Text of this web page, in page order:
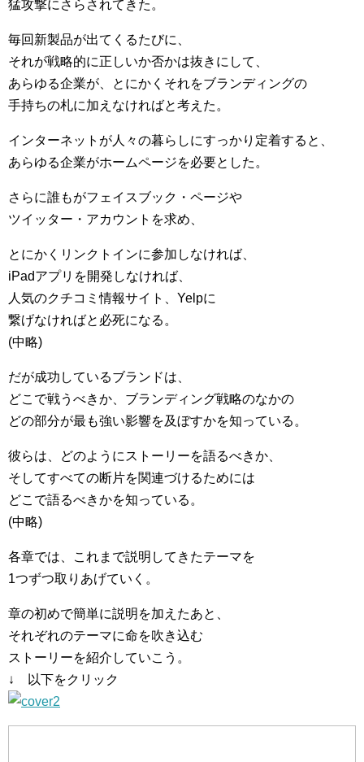
猛攻撃にさらされてきた。
毎回新製品が出てくるたびに、
それが戦略的に正しいか否かは抜きにして、
あらゆる企業が、とにかくそれをブランディングの
手持ちの札に加えなければと考えた。
インターネットが人々の暮らしにすっかり定着すると、
あらゆる企業がホームページを必要とした。
さらに誰もがフェイスブック・ページや
ツイッター・アカウントを求め、
とにかくリンクトインに参加しなければ、
iPadアプリを開発しなければ、
人気のクチコミ情報サイト、Yelpに
繋げなければと必死になる。
(中略)
だが成功しているブランドは、
どこで戦うべきか、ブランディング戦略のなかの
どの部分が最も強い影響を及ぼすかを知っている。
彼らは、どのようにストーリーを語るべきか、
そしてすべての断片を関連づけるためには
どこで語るべきかを知っている。
(中略)
各章では、これまで説明してきたテーマを
1つずつ取りあげていく。
章の初めで簡単に説明を加えたあと、
それぞれのテーマに命を吹き込む
ストーリーを紹介していこう。
↓ 以下をクリック